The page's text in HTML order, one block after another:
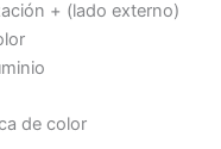
+ (lado externo)
de color